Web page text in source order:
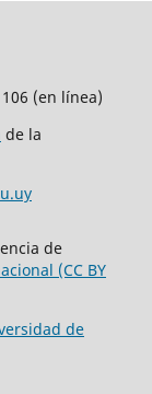
(en línea)
de la
de
(CC BY
de